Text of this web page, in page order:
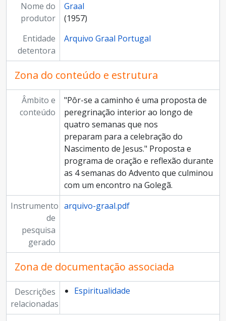
Nome do
produtor
Graal
(1957)
Entidade
detentora
Arquivo Graal Portugal
Zona do conteúdo e estrutura
Âmbito e
conteúdo
"Pôr-se a caminho é uma proposta de
peregrinação interior ao longo de
quatro semanas que nos
preparam para a celebração do
Nascimento de Jesus." Proposta e
programa de oração e reflexão durante
as 4 semanas do Advento que culminou
com um encontro na Golegã.
Instrumento
de
pesquisa
gerado
arquivo-graal.pdf
Zona de documentação associada
Descrições
relacionadas
Espiritualidade